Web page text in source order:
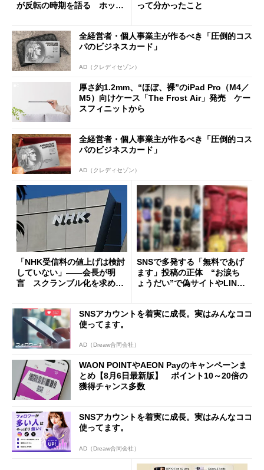
が反転の時期を語る ホッピ
って分かったこと
全経営者・個人事業主が作るべき「圧倒的コス
パのビジネスカード」
AD（クレディセゾン）
厚さ約1.2mm、“ほぼ、裸”のiPad Pro（M4／
M5）向けケース「The Frost Air」発売 ケー
スフィニットから
全経営者・個人事業主が作るべき「圧倒的コス
パのビジネスカード」
AD（クレディセゾン）
「NHK受信料の値上げは検討
していない」――会長が明
言 スクランブル化を求める
SNSで多発する「無料であげ
ます」投稿の正体 “お涙ち
ょうだい”で偽サイトやLINE
SNSアカウントを着実に成長。実はみんなココ
使ってます。
AD（Dreaw合同会社）
WAON POINTやAEON Payのキャンペーンま
とめ【8月6日最新版】 ポイント10～20倍の
獲得チャンス多数
SNSアカウントを着実に成長。実はみんなココ
使ってます。
AD（Dreaw合同会社）